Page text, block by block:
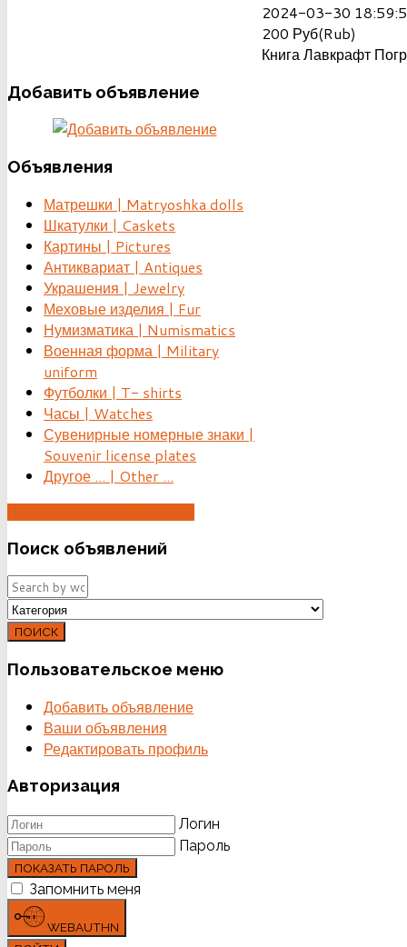
2024-03-30
200 Руб(Rub)
Книга Лавкрафт
Добавить объявление
Объявления
Матрешки | Matryoshka dolls
Шкатулки | Caskets
Картины | Pictures
Антиквариат | Antiques
Украшения | Jewelry
Меховые изделия | Fur
Нумизматика | Numismatics
Военная форма | Military
uniform
Футболки | T- shirts
Часы | Watches
Сувенирные номерные знаки |
Souvenir license plates
Другое ... | Other ...
Поиск объявлений
ПОИСК
Пользовательское меню
Добавить объявление
Ваши объявления
Редактировать профиль
Авторизация
Логин
Пароль
ПОКАЗАТЬ ПАРОЛЬ
Запомнить меня
WEBAUTHN